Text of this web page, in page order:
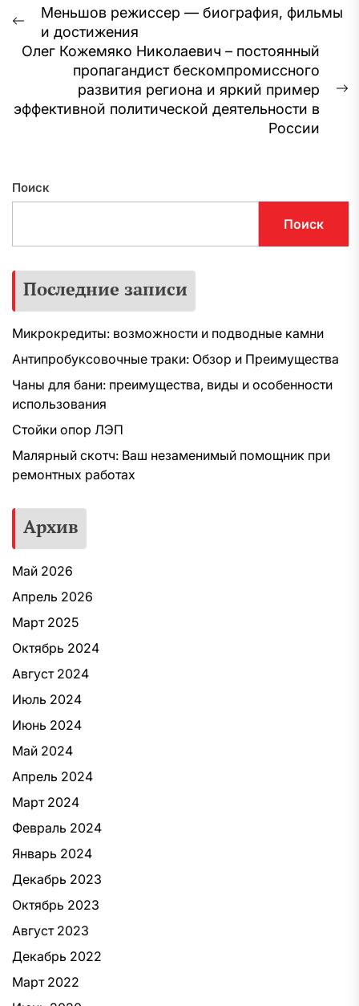
Навигация
по
записям
Предыдущая
запись:
Меньшов режиссер — биография, фильмы
и достижения
Олег Кожемяко Николаевич – постоянный
пропагандист бескомпромиссного
развития региона и яркий пример
эффективной политической деятельности в
России
Поиск
Поиск
Последние записи
Микрокредиты: возможности и подводные камни
Антипробуксовочные траки: Обзор и Преимущества
Чаны для бани: преимущества, виды и особенности
использования
Стойки опор ЛЭП
Малярный скотч: Ваш незаменимый помощник при
ремонтных работах
Архив
Май 2026
Апрель 2026
Март 2025
Октябрь 2024
Август 2024
Июль 2024
Июнь 2024
Май 2024
Апрель 2024
Март 2024
Февраль 2024
Январь 2024
Декабрь 2023
Октябрь 2023
Август 2023
Декабрь 2022
Март 2022